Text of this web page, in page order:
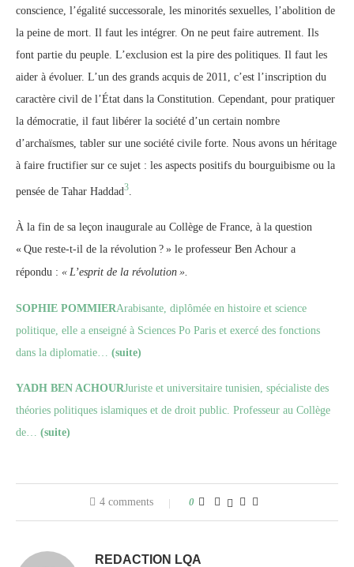
conscience, l’égalité successorale, les minorités sexuelles, l’abolition de
la peine de mort. Il faut les intégrer. On ne peut faire autrement. Ils
font partie du peuple. L’exclusion est la pire des politiques. Il faut les
aider à évoluer. L’un des grands acquis de 2011, c’est l’inscription du
caractère civil de l’État dans la Constitution. Cependant, pour pratiquer
la démocratie, il faut libérer la société d’un certain nombre
d’archaïsmes, tabler sur une société civile forte. Nous avons un héritage
à faire fructifier sur ce sujet : les aspects positifs du bourguibisme ou la
pensée de Tahar Haddad3
À la fin de sa leçon inaugurale au Collège de France, à la question
« Que reste-t-il de la révolution ? » le professeur Ben Achour a
répondu : « L’esprit de la révolution ».
SOPHIE POMMIERArabisante, diplômée en histoire et science
politique, elle a enseigné à Sciences Po Paris et exercé des fonctions
dans la diplomatie… (suite)
YADH BEN ACHOURJuriste et universitaire tunisien, spécialiste des
théories politiques islamiques et de droit public. Professeur au Collège
de… (suite)
4 comments 0
REDACTION LQA